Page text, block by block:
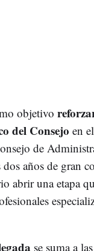
objetivo
del Consejo en
de
años de gran
abrir una etapa
se suma a